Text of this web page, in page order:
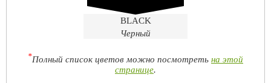
BLACK
Черный
*Полный список цветов можно посмотреть на этой
странице.